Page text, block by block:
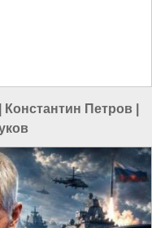
Константин Петров